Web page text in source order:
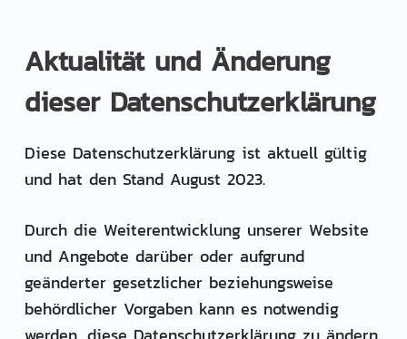
Aktualität und Änderung
dieser Datenschutzerklärung
Diese Datenschutzerklärung ist aktuell gültig
und hat den Stand August 2023.
Durch die Weiterentwicklung unserer Website
und Angebote darüber oder aufgrund
geänderter gesetzlicher beziehungsweise
behördlicher Vorgaben kann es notwendig